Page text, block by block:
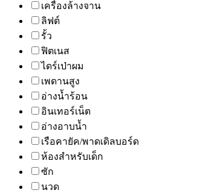
เครื่องล้างจาน
ลิฟต์
รั้ว
ฟิตเนส
ไดร์เป่าผม
เพดานสูง
อ่างน้ำร้อน
อินเทอร์เน็ต
อ่างอาบน้ำ
เรือคายัค/พาดเดิลบอร์ด
ห้องสำหรับเด็ก
ซัก
นวด